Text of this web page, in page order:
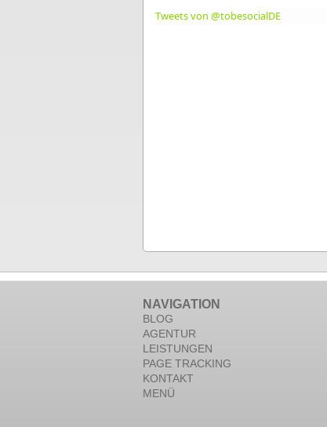
Tweets von @tobesocialDE
NAVIGATION
BLOG
AGENTUR
LEISTUNGEN
PAGE TRACKING
KONTAKT
MENÜ